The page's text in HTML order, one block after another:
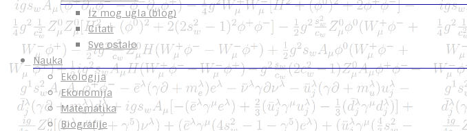
Iz mog ugla (blog)
Citati
Sve ostalo
Nauka
Ekologija
Ekonomija
Matematika
Biografije